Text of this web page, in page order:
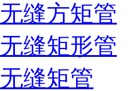
缝方矩管
缝矩形管
缝矩管